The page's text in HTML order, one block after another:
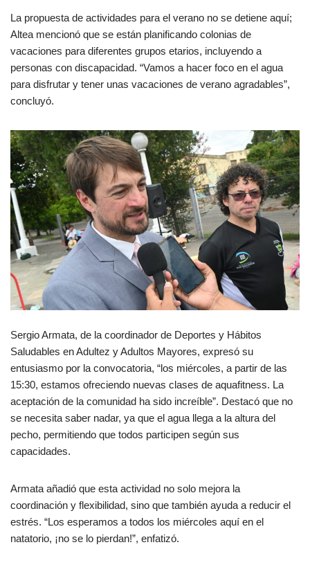
La propuesta de actividades para el verano no se detiene aquí;
Altea mencionó que se están planificando colonias de
vacaciones para diferentes grupos etarios, incluyendo a
personas con discapacidad. “Vamos a hacer foco en el agua
para disfrutar y tener unas vacaciones de verano agradables”,
concluyó.
Sergio Armata, de la coordinador de Deportes y Hábitos
Saludables en Adultez y Adultos Mayores, expresó su
entusiasmo por la convocatoria, “los miércoles, a partir de las
15:30, estamos ofreciendo nuevas clases de aquafitness. La
aceptación de la comunidad ha sido increíble”. Destacó que no
se necesita saber nadar, ya que el agua llega a la altura del
pecho, permitiendo que todos participen según sus
capacidades.
Armata añadió que esta actividad no solo mejora la
coordinación y flexibilidad, sino que también ayuda a reducir el
estrés. “Los esperamos a todos los miércoles aquí en el
natatorio, ¡no se lo pierdan!”, enfatizó.